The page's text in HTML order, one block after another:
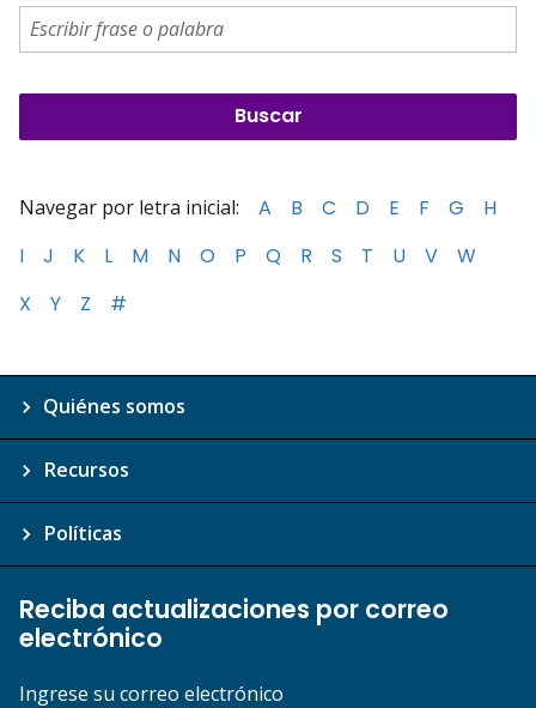
Navegar por letra inicial: A B C D E F G
H
I
J K L M N O P Q R S T U V
W
X
Y Z #
Quiénes somos
Recursos
Políticas
Reciba actualizaciones por correo
electrónico
Ingrese su correo electrónico